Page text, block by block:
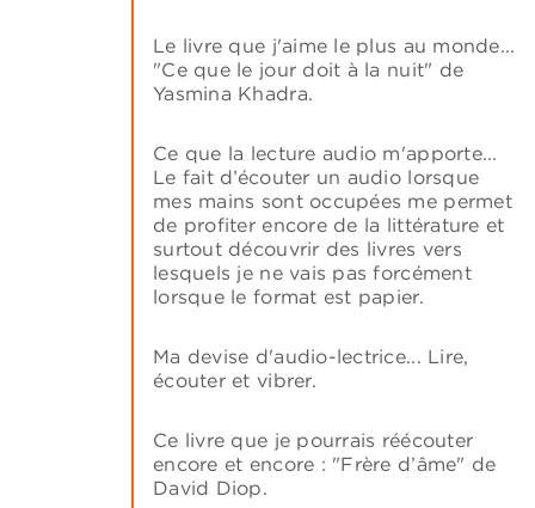
Le livre que j'aime le plus au monde...
"Ce que le jour doit à la nuit" de
Yasmina Khadra.
Ce que la lecture audio m'apporte...
Le fait d’écouter un audio lorsque
mes mains sont occupées me permet
de profiter encore de la littérature et
surtout découvrir des livres vers
lesquels je ne vais pas forcément
lorsque le format est papier.
Ma devise d'audio-lectrice... Lire,
écouter et vibrer.
Ce livre que je pourrais réécouter
encore et encore : "Frère d’âme" de
David Diop.